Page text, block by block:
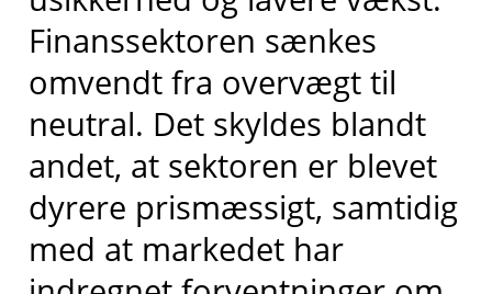
Finanssektoren sænkes
omvendt fra overvægt til
neutral. Det skyldes blandt
andet, at sektoren er blevet
dyrere prismæssigt, samtidig
med at markedet har